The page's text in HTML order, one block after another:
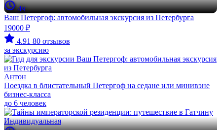
4ч
Ваш Петергоф: автомобильная экскурсия из Петербурга
19000 ₽
4.91 80 отзывов
за экскурсию
Антон
Поездка в блистательный Петергоф на седане или минивэне
бизнес-класса
до 6 человек
Индивидуальная